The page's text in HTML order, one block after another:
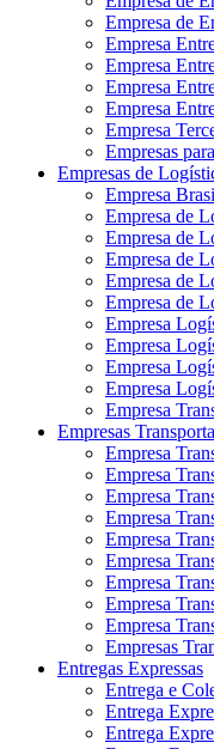
Empresa de
Empresa
Empresa
Empresa
Empresa
Empresa
Empresas
Empresas de
Empresa
Empresa de
Empresa de
Empresa de
Empresa de
Empresa de
Empresa
Empresa
Empresa
Empresa
Empresa
Empresas
Empresa
Empresa
Empresa
Empresa
Empresa
Empresa
Empresa
Empresa
Empresa
Empresas
Entregas Expressas
Entrega e
Entrega
Entrega